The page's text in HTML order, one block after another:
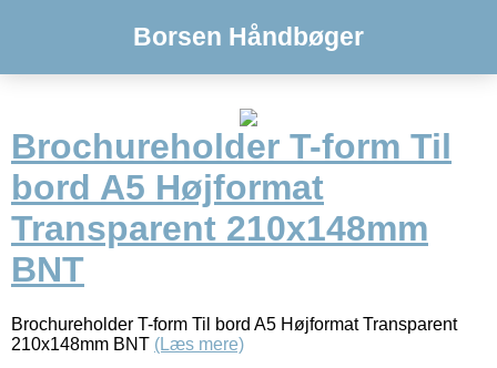
Borsen Håndbøger
Brochureholder T-form Til
bord A5 Højformat
Transparent 210x148mm
BNT
Brochureholder T-form Til bord A5 Højformat Transparent
210x148mm BNT (Læs mere)